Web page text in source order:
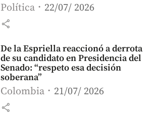
Política 22/07/ 2026
share
De la Espriella reaccionó a derrota
de su candidato en Presidencia del
Senado: “respeto esa decisión
soberana”
Colombia 21/07/ 2026
share